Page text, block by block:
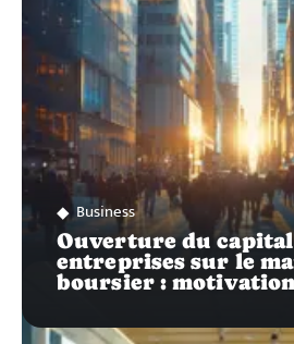
Business
Ouverture du capital
entreprises sur le
boursier :